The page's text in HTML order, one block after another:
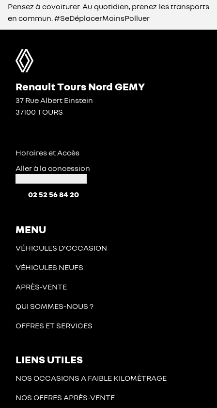
Pensez à covoiturer. Au quotidien, prenez les transports
en commun. #SeDéplacerMoinsPolluer
Renault Tours Nord GEMY
37 Rue Albert Einstein
37100 TOURS
Horaires et Accès
Aller à la concession
02 52 56 84 20
MENU
VÉHICULES D'OCCASION
VÉHICULES NEUFS
APRÈS-VENTE
QUI SOMMES-NOUS ?
OFFRES ET SERVICES
LIENS UTILES
NOS OCCASIONS A FAIBLE KILOMÈTRAGE
NOS OFFRES APRÈS-VENTE